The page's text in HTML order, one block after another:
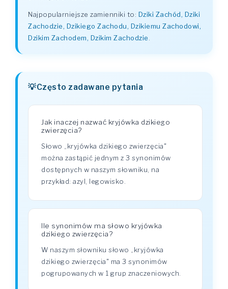
Najpopularniejsze zamienniki to: Dziki Zachód, Dziki
Zachodzie, Dzikiego Zachodu, Dzikiemu Zachodowi,
Dzikim Zachodem, Dzikim Zachodzie.
Często zadawane pytania
Jak inaczej nazwać kryjówka dzikiego
zwierzęcia?
Słowo „kryjówka dzikiego zwierzęcia"
można zastąpić jednym z 3 synonimów
dostępnych w naszym słowniku, na
przykład: azyl, legowisko.
Ile synonimów ma słowo kryjówka
dzikiego zwierzęcia?
W naszym słowniku słowo „kryjówka
dzikiego zwierzęcia" ma 3 synonimów
pogrupowanych w 1 grup znaczeniowych.